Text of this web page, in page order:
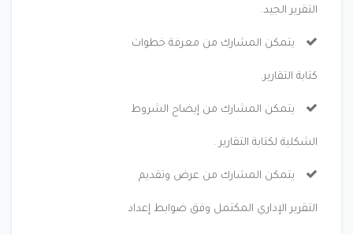
التقرير الجيد.
يتمكن المشارك من معرفة خطوات
كتابة التقارير.
يتمكن المشارك من إيضاح الشروط
الشكلية لكتابة التقارير .
يتمكن المشارك من عرض وتقديم
التقرير الإداري المكتمل وفق ضوابط إعداد